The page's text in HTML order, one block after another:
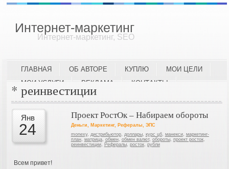
Интернет-маркетинг
Интернет-маркетинг, SEO
ГЛАВНАЯ ОБ АВТОРЕ КУПЛЮ
МОИ ЦЕЛИ
МОИ УСЛУГИ
РЕКЛАМА КОНТАКТЫ
* реинвестиции
Янв
24
Проект РостОк – Набираем обороты
Деньги, Маркетинг, Рефералы, ЭПС
monexy, дистрибьютор, доллары, курс цб, манекси, маркетинг-
план, матрица, обмен, обмен валют, обороты, проект росток,
реинвестиции, Рефералы, росток, рубли
Всем привет!